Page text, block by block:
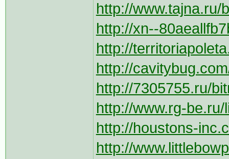
http://www.tajna.ru/
http://xn--
http://
http://
http://7305755.ru/
http://www.rg-
http://houstons-
http://